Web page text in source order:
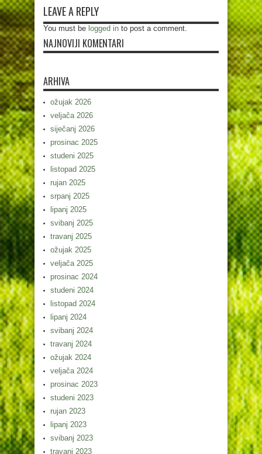
LEAVE A REPLY
You must be logged in to post a comment.
NAJNOVIJI KOMENTARI
ARHIVA
ožujak 2026
veljača 2026
siječanj 2026
prosinac 2025
studeni 2025
listopad 2025
rujan 2025
srpanj 2025
lipanj 2025
svibanj 2025
travanj 2025
ožujak 2025
veljača 2025
prosinac 2024
studeni 2024
listopad 2024
lipanj 2024
svibanj 2024
travanj 2024
ožujak 2024
veljača 2024
prosinac 2023
studeni 2023
rujan 2023
lipanj 2023
svibanj 2023
travanj 2023